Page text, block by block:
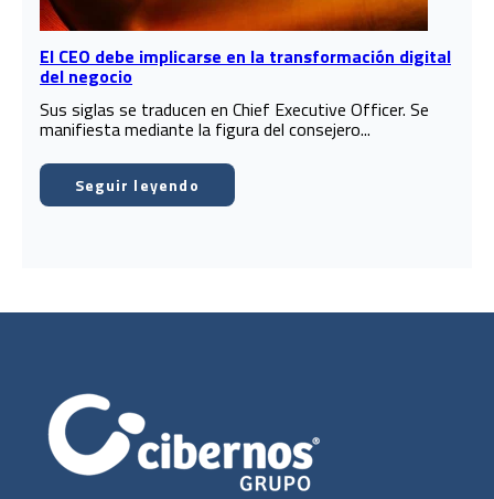
El CEO debe implicarse en la transformación digital
del negocio
Sus siglas se traducen en Chief Executive Officer. Se
manifiesta mediante la figura del consejero...
Seguir leyendo